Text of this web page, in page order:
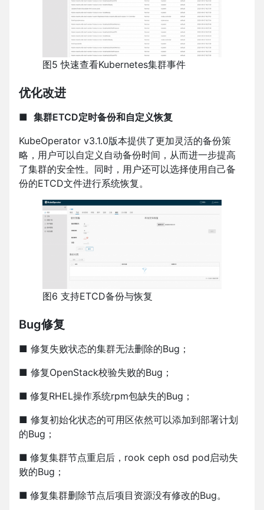
图5 快速查看Kubernetes集群事件
优化改进
■ 集群ETCD定时备份和自定义恢复
KubeOperator v3.1.0版本提供了更加灵活的备份策
略，用户可以自定义自动备份时间，从而进一步提高
了集群的安全性。同时，用户还可以选择使用自己备
份的ETCD文件进行系统恢复。
图6 支持ETCD备份与恢复
Bug修复
■ 修复失败状态的集群无法删除的Bug；
■ 修复OpenStack校验失败的Bug；
■ 修复RHEL操作系统rpm包缺失的Bug；
■ 修复初始化状态的可用区依然可以添加到部署计划
的Bug；
■ 修复集群节点重启后，rook ceph osd pod启动失
败的Bug；
■ 修复集群删除节点后项目资源没有修改的Bug。